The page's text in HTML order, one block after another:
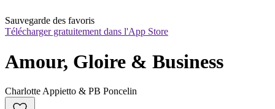
Sauvegarde des favoris
Télécharger gratuitement dans l'App Store
Amour, Gloire & Business
Charlotte Appietto & PB Poncelin